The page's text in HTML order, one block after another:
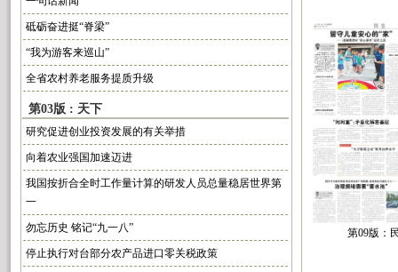
砥砺奋进挺“脊梁”
“我为游客来巡山”
全省农村养老服务提质升级
第03版 : 天下
研究促进创业投资发展的有关举措
向着农业强国加速迈进
我国按折合全时工作量计算的研发人员总量稳居世界第
一
勿忘历史 铭记“九一八”
停止执行对台部分农产品进口零关税政策
第09版：